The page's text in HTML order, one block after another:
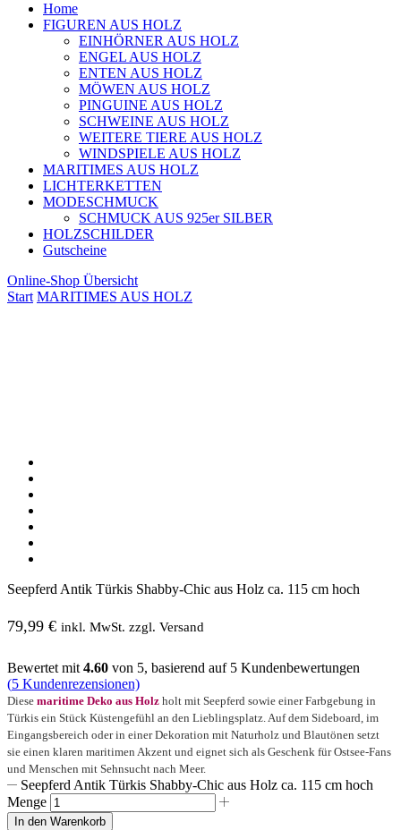
Home
FIGUREN AUS HOLZ
EINHÖRNER AUS HOLZ
ENGEL AUS HOLZ
ENTEN AUS HOLZ
MÖWEN AUS HOLZ
PINGUINE AUS HOLZ
SCHWEINE AUS HOLZ
WEITERE TIERE AUS HOLZ
WINDSPIELE AUS HOLZ
MARITIMES AUS HOLZ
LICHTERKETTEN
MODESCHMUCK
SCHMUCK AUS 925er SILBER
HOLZSCHILDER
Gutscheine
Online-Shop Übersicht
Start MARITIMES AUS HOLZ
Seepferd Antik Türkis Shabby-Chic aus Holz ca. 115 cm hoch
79,99 € inkl. MwSt. zzgl. Versand
Bewertet mit 4.60 von 5, basierend auf 5 Kundenbewertungen
(5 Kundenrezensionen)
Diese maritime Deko aus Holz holt mit Seepferd sowie einer Farbgebung in
Türkis ein Stück Küstengefühl an den Lieblingsplatz. Auf dem Sideboard, im
Eingangsbereich oder in einer Dekoration mit Naturholz und Blautönen setzt
sie einen klaren maritimen Akzent und eignet sich als Geschenk für Ostsee-Fans
und Menschen mit Sehnsucht nach Meer.
Seepferd Antik Türkis Shabby-Chic aus Holz ca. 115 cm hoch
Menge
In den Warenkorb